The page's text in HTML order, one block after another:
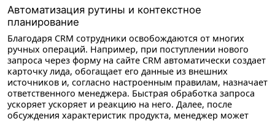
Автоматизация рутины и контекстное
планирование
Благодаря CRM сотрудники освобождаются от многих
ручных операций. Например, при поступлении нового
запроса через форму на сайте CRM автоматически создает
карточку лида, обогащает его данные из внешних
источников и, согласно настроенным правилам, назначает
ответственного менеджера. Быстрая обработка запроса
ускоряет ускоряет и реакцию на него. Далее, после
обсуждения характеристик продукта, менеджер может